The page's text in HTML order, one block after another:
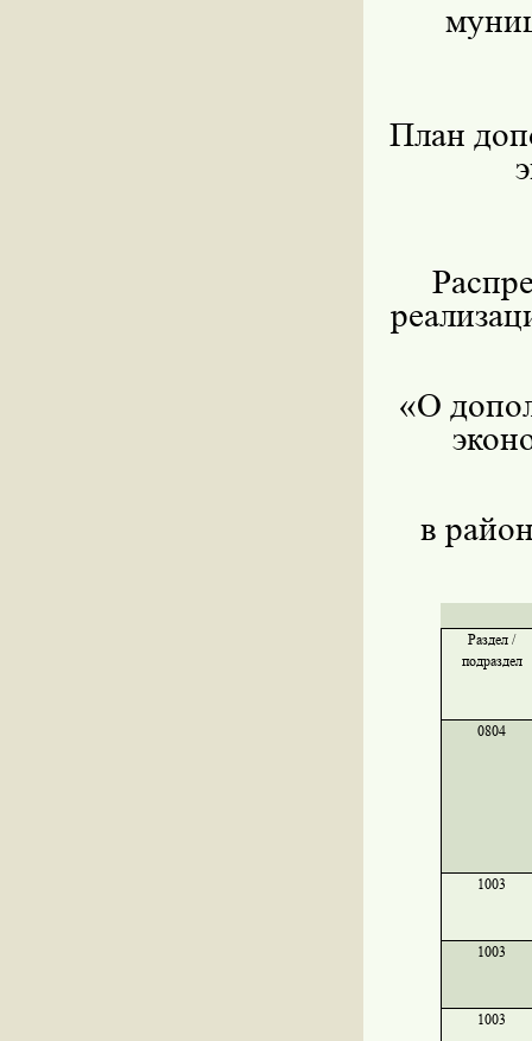
План
«О
в
Раздел /
подраздел
0804
1003
1003
1003